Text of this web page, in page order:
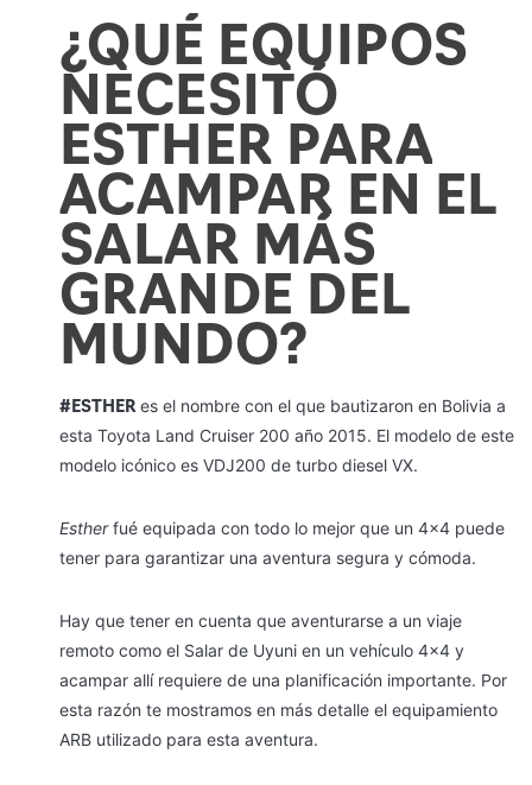
¿QUÉ EQUIPOS
NECESITÓ
ESTHER PARA
ACAMPAR EN EL
SALAR MÁS
GRANDE DEL
MUNDO?
#ESTHER es el nombre con el que bautizaron en Bolivia a
esta Toyota Land Cruiser 200 año 2015. El modelo de este
modelo icónico es VDJ200 de turbo diesel VX.
Estherfué equipada con todo lo mejor que un 4×4 puede
tener para garantizar una aventura segura y cómoda.
Hay que tener en cuenta que aventurarse a un viaje
remoto como el Salar de Uyuni en un vehículo 4×4 y
acampar allí requiere de una planificación importante. Por
esta razón te mostramos en más detalle el equipamiento
ARB utilizado para esta aventura.